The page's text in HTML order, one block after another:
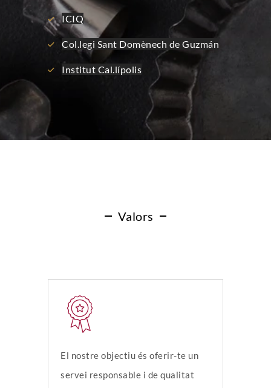
ICIQ
Col.legi Sant Domènech de Guzmán
Institut Cal.lípolis
Valors
El nostre objectiu és oferir-te un
servei responsable i de qualitat